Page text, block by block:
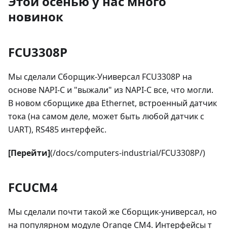
новинок
FCU3308P
Мы сделали Сборщик-Универсал FCU3308P на
основе NAPI-C и "выжали" из NAPI-C все, что могли.
В новом сборщике два Ethernet, встроенный датчик
тока (на самом деле, может быть любой датчик с
UART), RS485 интерфейс.
[Перейти](/docs/computers-industrial/FCU3308P/)
FCUCM4
Мы сделали почти такой же Сборщик-универсал, но
на популярном модуле Оrange CM4. Интерфейсы т